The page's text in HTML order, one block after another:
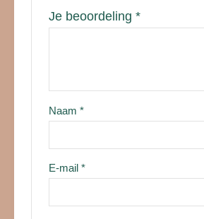
Je beoordeling*
Naam*
E-mail*